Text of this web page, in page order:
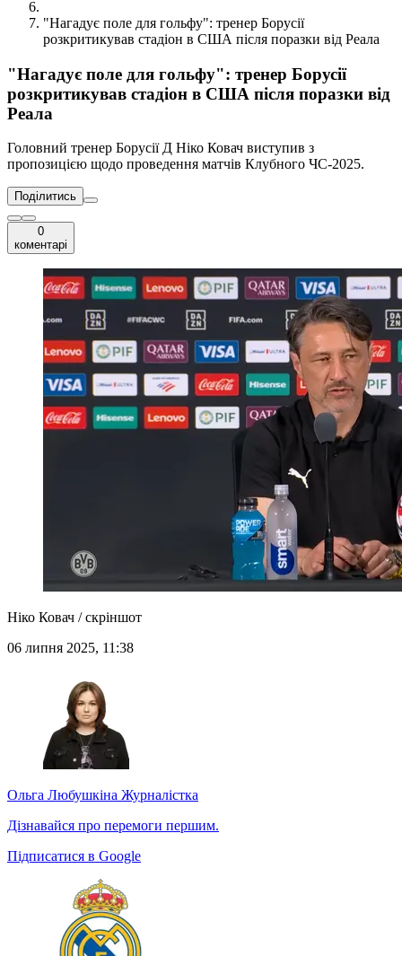
"Нагадує поле для гольфу": тренер Борусії
розкритикував стадіон в США після поразки від Реала
"Нагадує поле для гольфу": тренер Борусії
розкритикував стадіон в США після поразки від
Реала
Головний тренер Борусії Д Ніко Ковач виступив з
пропозицією щодо проведення матчів Клубного ЧС-2025.
Поділитись
0
коментарі
Ніко Ковач / скріншот
06 липня 2025, 11:38
Ольга Любушкіна Журналістка
Дізнавайся про перемоги першим.
Підписатися в Google